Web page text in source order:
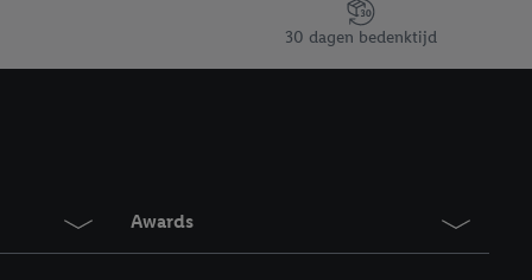
30 dagen bedenktijd
Awards
jouw gehashte e-
kunnen worden
vergelijkbare
Meer informatie,